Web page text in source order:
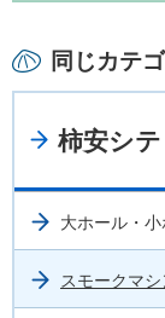
同じカテ
柿安シテ
大ホール・
スモークマ